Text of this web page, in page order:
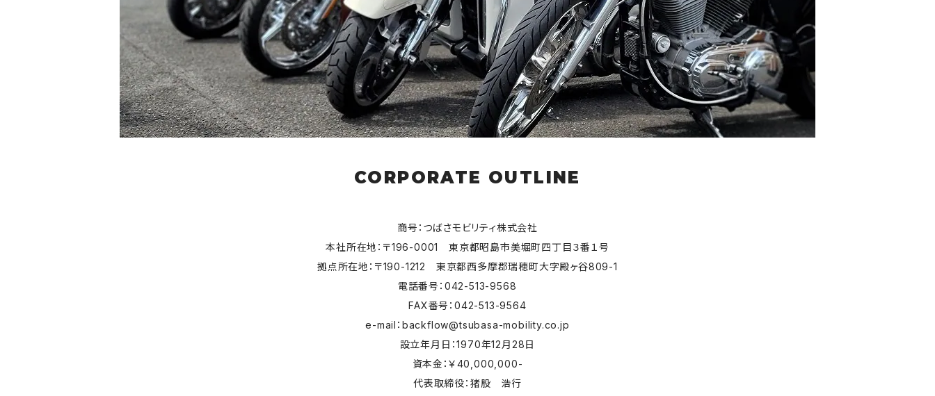
CORPORATE OUTLINE
商号：つばさモビリティ株式会社
本社所在地：〒196-0001 東京都昭島市美堀町四丁目３番１号
拠点所在地：〒190-1212 東京都西多摩郡瑞穂町大字殿ヶ谷809-1
電話番号：042-513-9568
FAX番号：042-513-9564
e-mail： backflow@tsubasa-mobility.co.jp
設立年月日：1970年12月28日
資本金：￥40,000,000-
代表取締役：猪股 浩行